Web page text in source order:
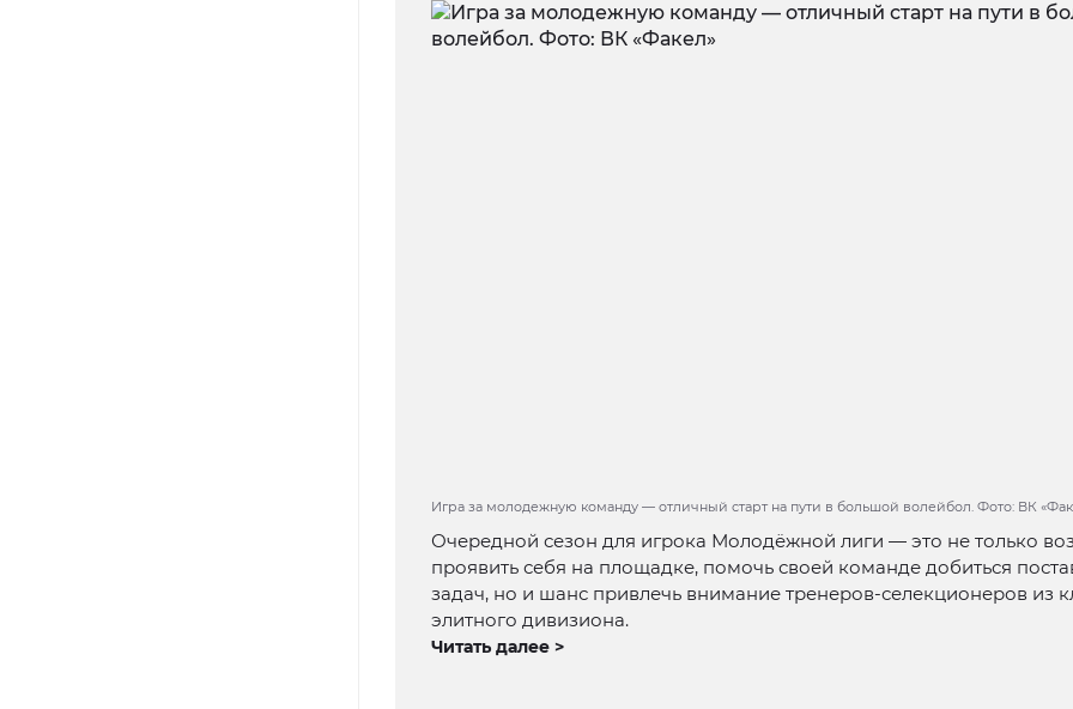
Игра за молодежную команду — отличный старт на пути в большой волейбол. Фото: ВК
Очередной сезон для игрока Молодёжной лиги — это не только
проявить себя на площадке, помочь своей команде добиться
задач, но и шанс привлечь внимание тренеров-селекционеров из
элитного дивизиона.
Читать далее >